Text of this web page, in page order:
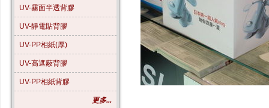
UV-霧面半透背膠
UV-靜電貼背膠
UV-PP相紙(厚)
UV-高遮蔽背膠
UV-PP相紙背膠
更多...